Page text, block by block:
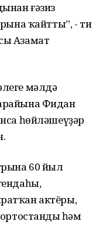
ғәзиз
ҡайтты”, - ти
Азамат
мәлдә
Фидан
һөйләшеүҙәр
60 йыл
актёры,
һәм